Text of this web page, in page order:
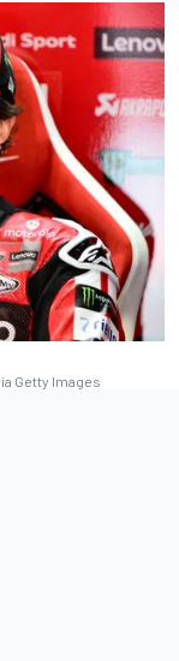
Getty Images